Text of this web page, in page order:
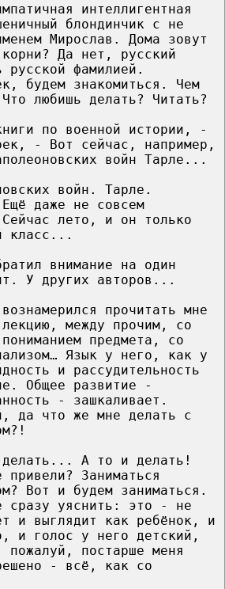
интеллигентная
блондинчик с не
Мирослав. Дома зовут
Да нет, русский
фамилией.
будем знакомиться. Чем
любишь делать? Читать?
по военной истории, -
- Вот сейчас, например,
войн Тарле...
войн. Тарле.
даже не совсем
Сейчас лето, и он только
класс...
внимание на один
У других авторов...
прочитать мне
между прочим, со
предмета, со
Язык у него, как у
и рассудительность
Общее развитие -
- зашкаливает.
да что же мне делать с
А то и делать!
Заниматься
Вот и будем заниматься.
сразу уяснить: это - не
и выглядит как ребёнок, и
и голос у него детский,
пожалуй, постарше меня
- всё, как со